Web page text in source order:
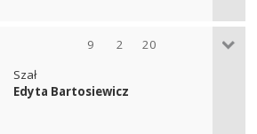
9 2 20
Szał
Edyta Bartosiewicz